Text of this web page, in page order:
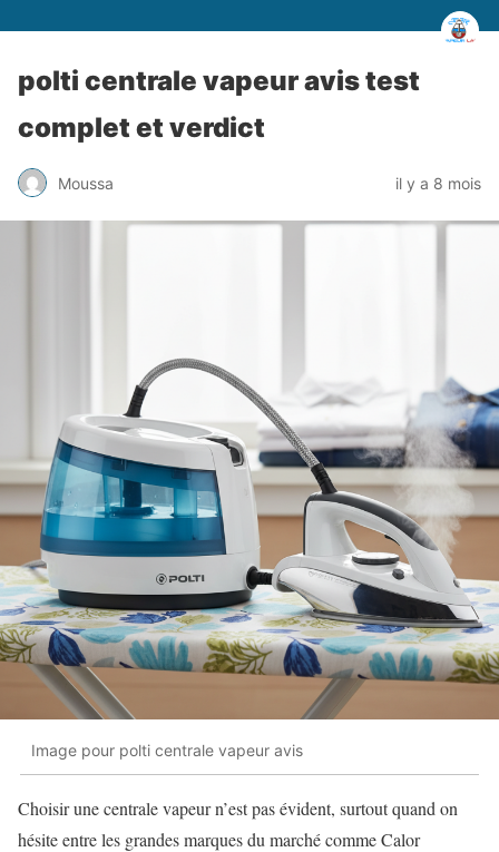
polti centrale vapeur avis test
complet et verdict
Moussa il y a 8 mois
Image pour polti centrale vapeur avis
Choisir une centrale vapeur n’est pas évident, surtout quand on
hésite entre les grandes marques du marché comme Calor